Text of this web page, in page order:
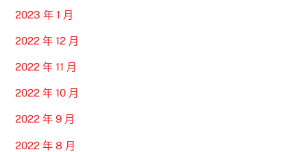
2023 年 1 月
2022 年 12 月
2022 年 11 月
2022 年 10 月
2022 年 9 月
2022 年 8 月